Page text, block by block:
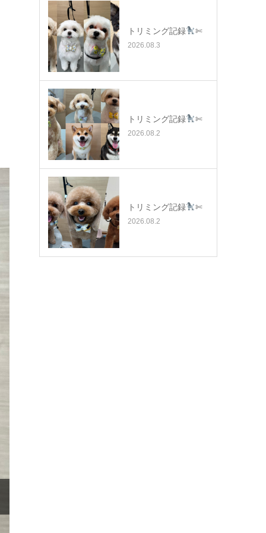
トリミング記録 ✄
2026.08.3
トリミング記録 ✄
2026.08.2
トリミング記録 ✄
2026.08.2